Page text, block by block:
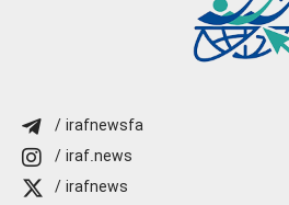
/ irafnewsfa
/ iraf.news
/ irafnews